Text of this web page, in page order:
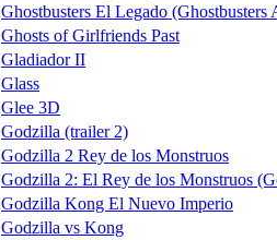
Ghostbusters El Legado (Ghostbusters
Ghosts of Girlfriends Past
Gladiador II
Glass
Glee 3D
Godzilla (trailer 2)
Godzilla 2 Rey de los Monstruos
Godzilla 2: El Rey de los Monstruos
Godzilla Kong El Nuevo Imperio
Godzilla vs Kong